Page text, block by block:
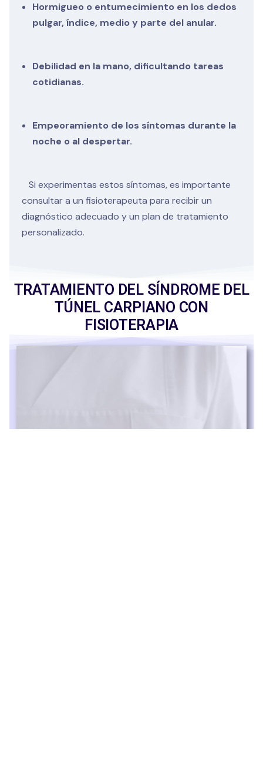
Hormigueo o entumecimiento en los dedos
pulgar, índice, medio y parte del anular.
Debilidad en la mano, dificultando tareas
cotidianas.
Empeoramiento de los síntomas durante la
noche o al despertar.
Si experimentas estos síntomas, es importante
consultar a un fisioterapeuta para recibir un
diagnóstico adecuado y un plan de tratamiento
personalizado.
TRATAMIENTO DEL SÍNDROME DEL
TÚNEL CARPIANO CON
FISIOTERAPIA